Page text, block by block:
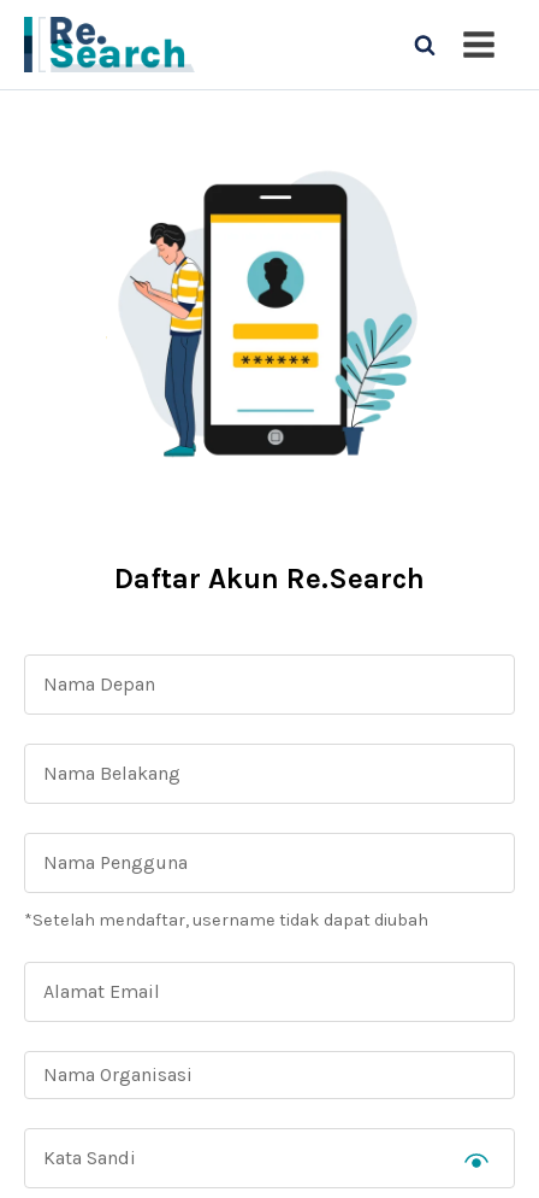
Daftar Akun Re.Search
*Setelah mendaftar, username tidak dapat diubah